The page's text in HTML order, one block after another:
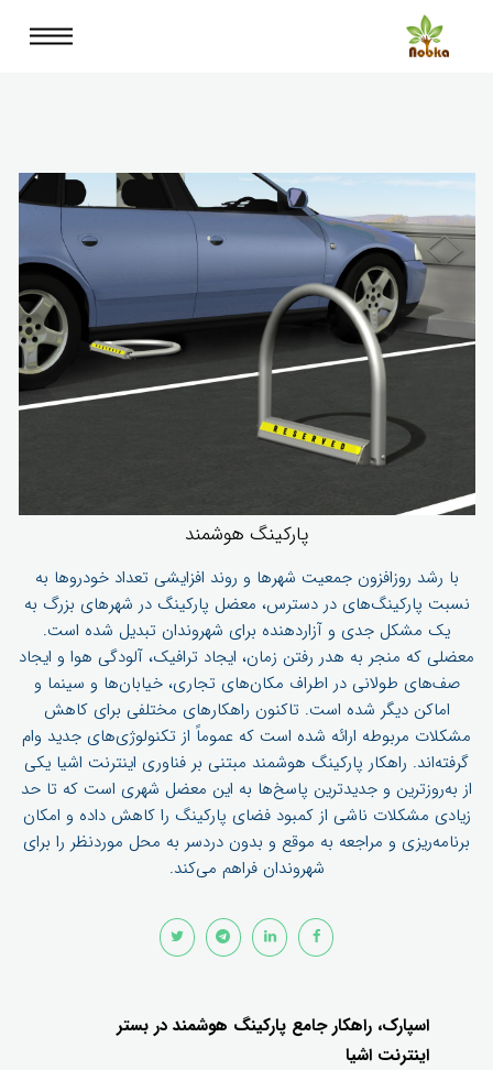
پارکینگ هوشمند
با رشد روزافزون جمعیت شهرها و روند افزایشی تعداد خودروها به
نسبت پارکینگ‌های در دسترس، معضل پارکینگ در شهرهای بزرگ به
یک مشکل جدی و آزاردهنده برای شهروندان تبدیل شده است.
معضلی که منجر به هدر رفتن زمان، ایجاد ترافیک، آلودگی هوا و ایجاد
صف‌های طولانی در اطراف مکان‌های تجاری، خیابان‌ها و سینما و
اماکن دیگر شده است. تاکنون راهکارهای مختلفی برای کاهش
مشکلات مربوطه ارائه شده است که عموماً از تکنولوژی‌های جدید وام
گرفته‌اند. راهکار پارکینگ هوشمند مبتنی بر فناوری اینترنت اشیا یکی
از به‌روزترین و جدیدترین پاسخ‌ها به این معضل شهری است که تا حد
زیادی مشکلات ناشی از کمبود فضای پارکینگ را کاهش داده و امکان
برنامه‌ریزی و مراجعه به موقع و بدون دردسر به محل موردنظر را برای
شهروندان فراهم می‌کند.
اسپارک، راهکار جامع پارکینگ هوشمند در بستر
اینترنت اشیا